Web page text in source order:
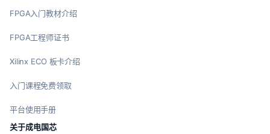
FPGA入门教材介绍
FPGA工程师证书
Xilinx ECO 板卡介绍
入门课程免费领取
平台使用手册
关于成电国芯